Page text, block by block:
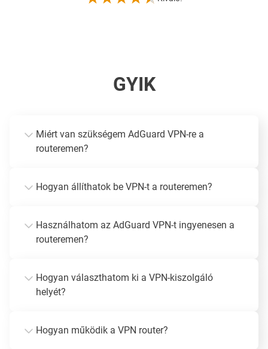
GYIK
Miért van szükségem AdGuard VPN-re a
routeremen?
Hogyan állíthatok be VPN-t a routeremen?
Használhatom az AdGuard VPN-t ingyenesen a
routeremen?
Hogyan választhatom ki a VPN-kiszolgáló
helyét?
Hogyan működik a VPN router?